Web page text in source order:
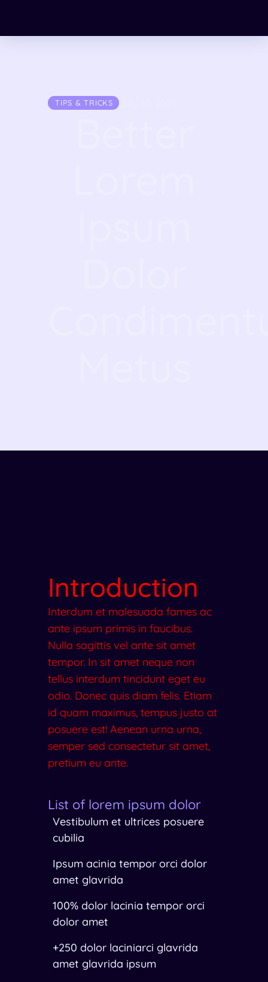
TIPS & TRICKS July 30, 2024
Introduction
Interdum et malesuada fames ac
ante ipsum primis in faucibus.
Nulla sagittis vel ante sit amet
tempor. In sit amet neque non
tellus interdum tincidunt eget eu
odio. Donec quis diam felis. Etiam
id quam maximus, tempus justo at
posuere est! Aenean urna urna,
semper sed consectetur sit amet,
pretium eu ante.
List of lorem ipsum dolor
Vestibulum et ultrices posuere
cubilia
Ipsum acinia tempor orci dolor
amet glavrida
100% dolor lacinia tempor orci
dolor amet
+250 dolor laciniarci glavrida
amet glavrida ipsum